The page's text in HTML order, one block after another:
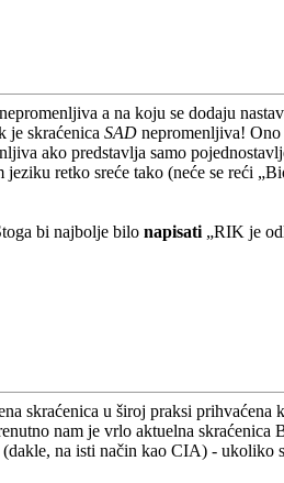
a na koju se dodaju
je skraćenica SAD nepromenljiva!
ako predstavlja samo
retko sreće tako (neće se reći
bi najbolje bilo napisati „RIK je
skraćenica u široj praksi
nam je vrlo aktuelna
na isti način kao CIA) - ukoliko